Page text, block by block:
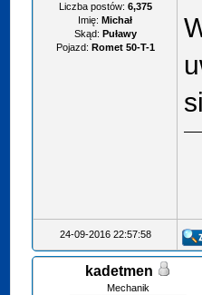
Liczba postów: 6,375
Imię: Michał
Skąd: Puławy
Pojazd: Romet 50-T-1
24-09-2016 22:57:58
kadetmen
Mechanik